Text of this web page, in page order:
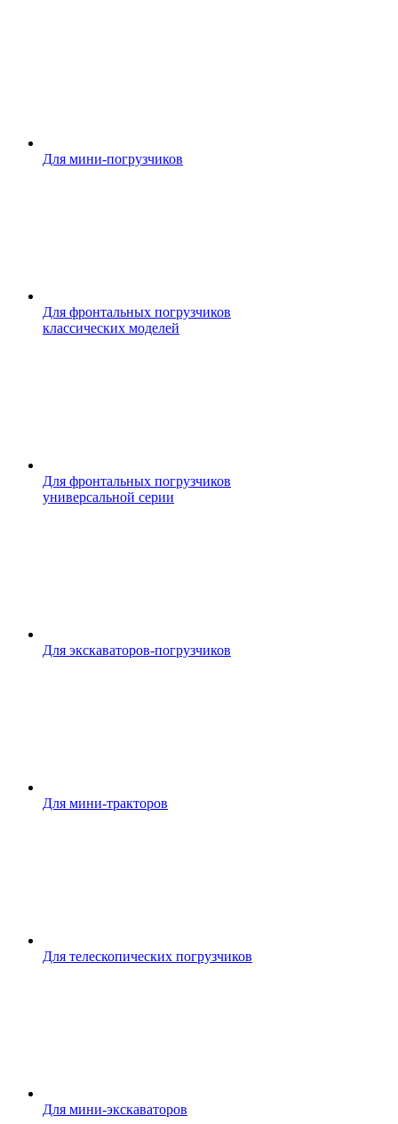
Для мини-погрузчиков
Для фронтальных погрузчиков
классических моделей
Для фронтальных погрузчиков
универсальной серии
Для экскаваторов-погрузчиков
Для мини-тракторов
Для телескопических погрузчиков
Для мини-экскаваторов